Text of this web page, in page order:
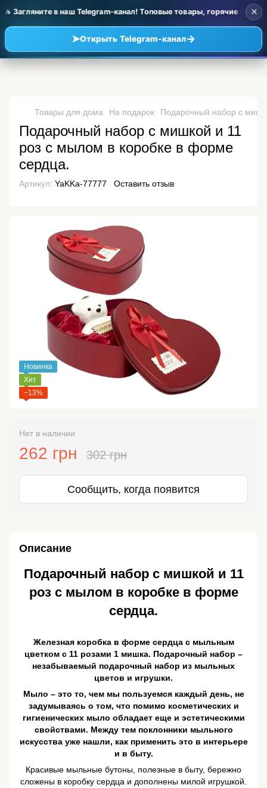
Загляните в наш Telegram-канал! Топовые товары, горячие
➤Открыть Telegram-канал→
×
Товары для дома На подарок Подарочный набор с
Подарочный набор с мишкой и 11
роз с мылом в коробке в форме
сердца.
Артикул: YaKKa-77777 Оставить отзыв
Новинка
Хит
−13%
Нет в наличии
262 грн 302 грн
Сообщить, когда появится
Описание
Подарочный набор с мишкой и 11
роз с мылом в коробке в форме
сердца.
Железная коробка в форме сердца с мыльным
цветком с 11 розами 1 мишка. Подарочный набор –
незабываемый подарочный набор из мыльных
цветов и игрушки.
Мыло – это то, чем мы пользуемся каждый день, не
задумываясь о том, что помимо косметических и
гигиенических мыло обладает еще и эстетическими
свойствами. Между тем поклонники мыльного
искусства уже нашли, как применить это в интерьере
и в быту.
Красивые мыльные бутоны, полезные в быту, бережно
сложены в коробку сердца и дополнены милой игрушкой.